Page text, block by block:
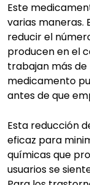
Este
varias maneras.
reducir el
producen en el
trabajan más
medicamento
antes de que
Esta reducción
eficaz para
químicas que
usuarios se